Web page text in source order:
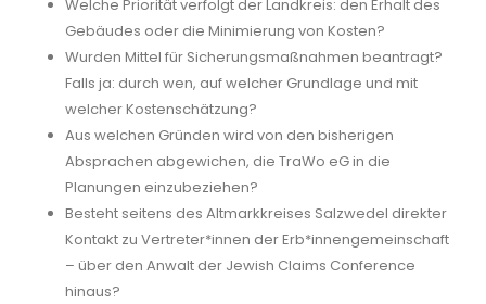
Welche Priorität verfolgt der Landkreis: den Erhalt des
Gebäudes oder die Minimierung von Kosten?
Wurden Mittel für Sicherungsmaßnahmen beantragt?
Falls ja: durch wen, auf welcher Grundlage und mit
welcher Kostenschätzung?
Aus welchen Gründen wird von den bisherigen
Absprachen abgewichen, die TraWo eG in die
Planungen einzubeziehen?
Besteht seitens des Altmarkkreises Salzwedel direkter
Kontakt zu Vertreter*innen der Erb*innengemeinschaft
– über den Anwalt der Jewish Claims Conference
hinaus?